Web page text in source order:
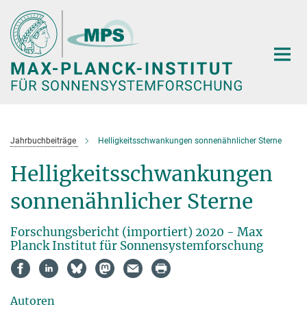
Hauptinhalt
Jahrbuchbeiträge Helligkeitsschwankungen sonnenähnlicher Sterne
Helligkeitsschwankungen
sonnenähnlicher Sterne
Forschungsbericht (importiert) 2020 - Max
Planck Institut für Sonnensystemforschung
Autoren